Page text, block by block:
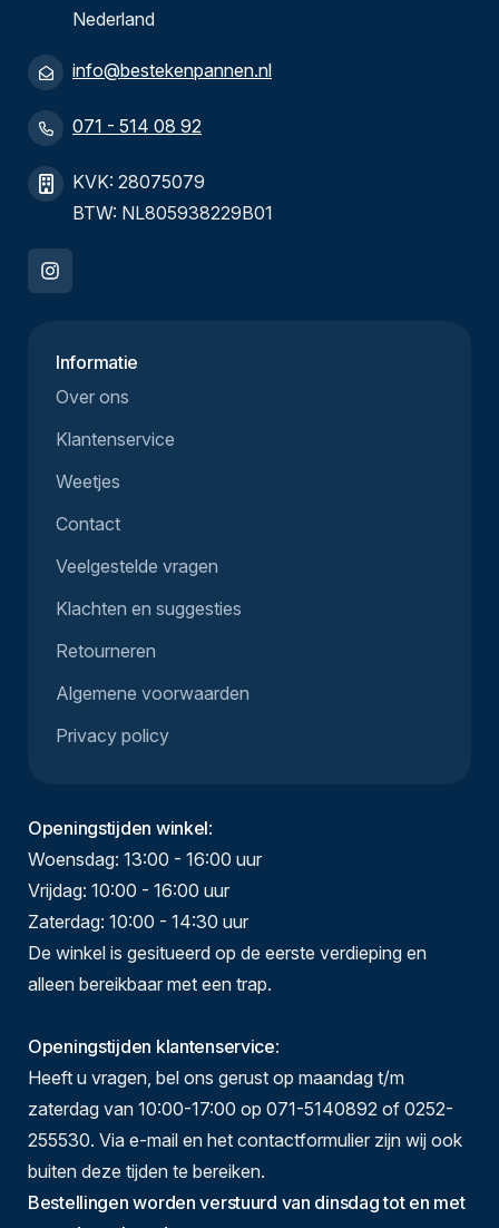
Nederland
info@bestekenpannen.nl
071 - 514 08 92
KVK: 28075079
BTW: NL805938229B01
Informatie
Over ons
Klantenservice
Weetjes
Contact
Veelgestelde vragen
Klachten en suggesties
Retourneren
Algemene voorwaarden
Privacy policy
Openingstijden winkel:
Woensdag: 13:00 - 16:00 uur
Vrijdag: 10:00 - 16:00 uur
Zaterdag: 10:00 - 14:30 uur
De winkel is gesitueerd op de eerste verdieping en
alleen bereikbaar met een trap.
Openingstijden klantenservice:
Heeft u vragen, bel ons gerust op maandag t/m
zaterdag van 10:00-17:00 op 071-5140892 of 0252-
255530. Via e-mail en het contactformulier zijn wij ook
buiten deze tijden te bereiken.
Bestellingen worden verstuurd van dinsdag tot en met